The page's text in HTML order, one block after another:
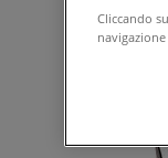
Cliccando